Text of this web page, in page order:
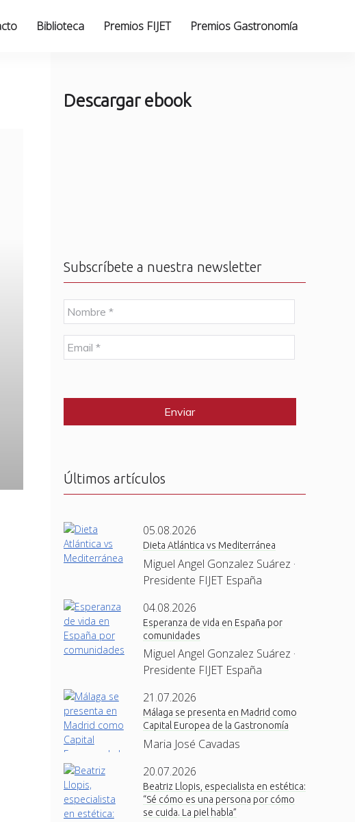
Biblioteca Premios FIJET Premios Gastronomía
Descargar ebook
Subscríbete a nuestra newsletter
N
o
m
b
r
E
m
l
Últimos artículos
05.08.2026
Dieta Atlántica vs Mediterránea
Miguel Angel Gonzalez Suárez ·
Presidente FIJET España
04.08.2026
Esperanza de vida en España por
comunidades
Miguel Angel Gonzalez Suárez ·
Presidente FIJET España
21.07.2026
Málaga se presenta en Madrid como
Capital Europea de la Gastronomía
Maria José Cavadas
20.07.2026
Beatriz Llopis, especialista en estética:
“Sé cómo es una persona por cómo
se cuida. La piel habla”